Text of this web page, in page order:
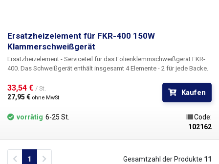
Ersatzheizelement für FKR-400 150W
Klammerschweißgerät
Ersatzheizelement - Serviceteil für das Folienklemmschweißgerät FKR-
400. Das Schweißgerät enthält insgesamt 4 Elemente - 2 für jede Backe.
33,54 € / St.
27,95 € ohne MwSt
Kaufen
vorrätig 6-25 St.
Code:
102162
Previous
1 Gesamtzahl der Produkte 11